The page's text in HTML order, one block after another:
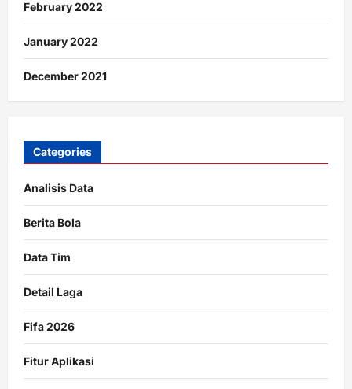
February 2022
January 2022
December 2021
Categories
Analisis Data
Berita Bola
Data Tim
Detail Laga
Fifa 2026
Fitur Aplikasi